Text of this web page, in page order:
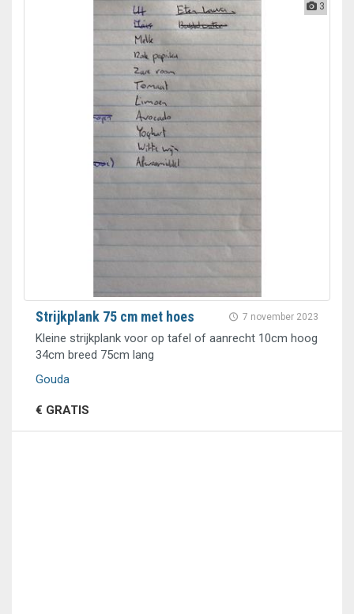
3
7 november 2023
Strijkplank 75 cm met hoes
Kleine strijkplank voor op tafel of aanrecht 10cm hoog
34cm breed 75cm lang
Gouda
€ GRATIS